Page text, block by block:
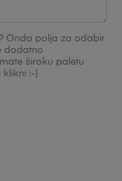
Onda polja za odabir
dodatno
široku paletu
:-)